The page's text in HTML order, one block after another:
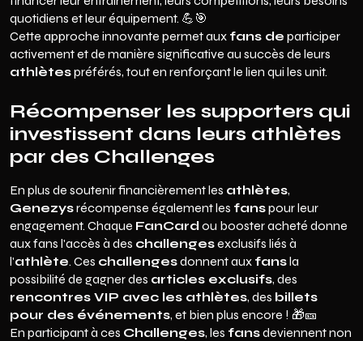
quotidiens et leur équipement. 💪🎯
Cette approche innovante permet aux fans de participer
activement et de manière significative au succès de leurs
athlètespréférés, tout en renforçant le lien qui les unit.
Récompenser les supporters qui
investissent dans leurs athlètes
par des Challenges
En plus de soutenir financièrement les athlètes,
Genezysrécompense également les fanspour leur
engagement. Chaque FanCardou booster acheté donne
aux fans l'accès à des challengesexclusifs liés à
l'athlète. Ces challengesdonnent aux fansla
possibilité de gagner des articles exclusifs, des
rencontres VIP avec les athlètes, des billets
pour des événements, et bien plus encore ! 🎁🎫
En participant à ces Challenges, les fansdeviennent non